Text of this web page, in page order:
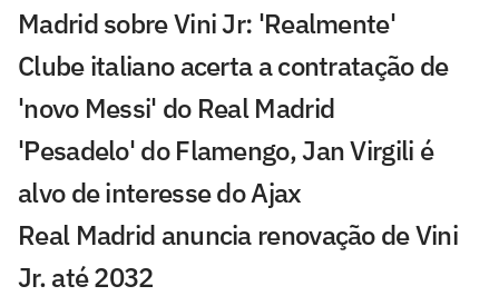
Madrid sobre Vini Jr: 'Realmente'
Clube italiano acerta a contratação de
'novo Messi' do Real Madrid
'Pesadelo' do Flamengo, Jan Virgili é
alvo de interesse do Ajax
Real Madrid anuncia renovação de Vini
Jr. até 2032